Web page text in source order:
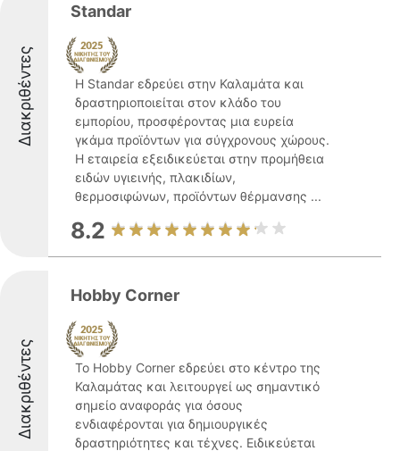
Διακριθέντες
Standar
Η Standar εδρεύει στην Καλαμάτα και
δραστηριοποιείται στον κλάδο του
εμπορίου, προσφέροντας μια ευρεία
γκάμα προϊόντων για σύγχρονους χώρους.
Η εταιρεία εξειδικεύεται στην προμήθεια
ειδών υγιεινής, πλακιδίων,
θερμοσιφώνων, προϊόντων θέρμανσης ...
8.2
Διακριθέντες
Hobby Corner
Το Hobby Corner εδρεύει στο κέντρο της
Καλαμάτας και λειτουργεί ως σημαντικό
σημείο αναφοράς για όσους
ενδιαφέρονται για δημιουργικές
δραστηριότητες και τέχνες. Ειδικεύεται